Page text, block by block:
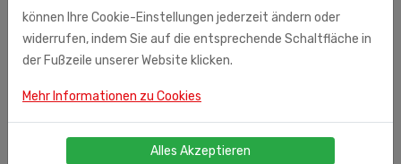
können Ihre Cookie-Einstellungen jederzeit ändern oder
widerrufen, indem Sie auf die entsprechende Schaltfläche in
der Fußzeile unserer Website klicken.
Mehr Informationen zu Cookies
Alles Akzeptieren